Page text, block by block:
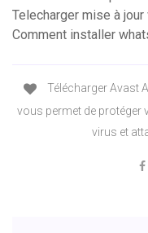
Telecharger mise à
Comment installer
Télécharger Avast
vous permet de protéger
virus et